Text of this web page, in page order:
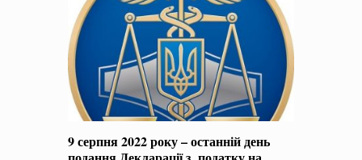
9 серпня 2022 року – останній день